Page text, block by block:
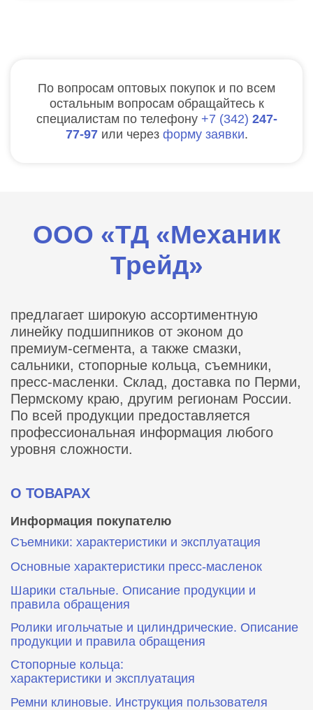
По вопросам оптовых покупок и по всем
остальным вопросам обращайтесь к
специалистам по телефону
7 342 247-
77-97 или через форму заявки.
ООО «ТД «Механик
Трейд»
предлагает широкую ассортиментную
линейку подшипников от эконом до
премиум-сегмента, а также смазки,
сальники, стопорные кольца, съемники,
пресс-масленки. Склад, доставка по Перми,
Пермскому краю, другим регионам России.
По всей продукции предоставляется
профессиональная информация любого
уровня сложности.
О ТОВАРАХ
Информация покупателю
Съемники: характеристики и эксплуатация
Основные характеристики пресс‑масленок
Шарики стальные. Описание продукции и
правила обращения
Ролики игольчатые и цилиндрические. Описание
продукции и правила обращения
Стопорные кольца:
характеристики и эксплуатация
Ремни клиновые. Инструкция пользователя